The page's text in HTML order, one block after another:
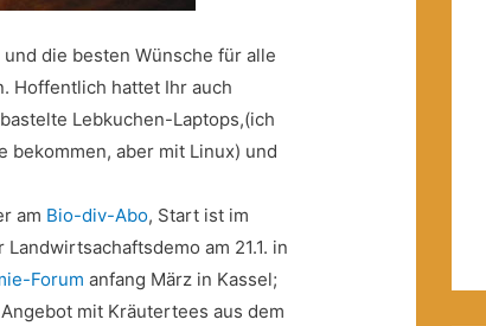
die besten Wünsche für alle
Hoffentlich hattet Ihr auch
Lebkuchen-Laptops,(ich
bekommen, aber mit Linux) und
am Bio-div-Abo, Start ist im
am 21.1. in
Forum anfang März in Kassel;
mit Kräutertees aus dem